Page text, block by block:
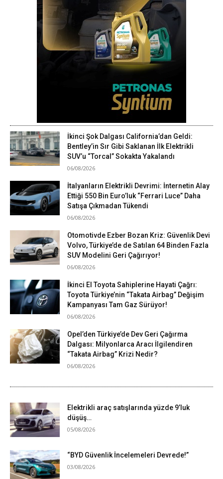
İkinci Şok Dalgası California’dan Geldi:
Bentley’in Sır Gibi Saklanan İlk Elektrikli
SUV’u “Torcal” Sokakta Yakalandı
06/08/2026
İtalyanların Elektrikli Devrimi: İnternetin Alay
Ettiği 550 Bin Euro’luk “Ferrari Luce” Daha
Satışa Çıkmadan Tükendi
06/08/2026
Otomotivde Ezber Bozan Kriz: Güvenlik Devi
Volvo, Türkiye’de de Satılan 64 Binden Fazla
SUV Modelini Geri Çağırıyor!
06/08/2026
İkinci El Toyota Sahiplerine Hayati Çağrı:
Toyota Türkiye’nin “Takata Airbag” Değişim
Kampanyası Tam Gaz Sürüyor!
06/08/2026
Opel’den Türkiye’de Dev Geri Çağırma
Dalgası: Milyonlarca Aracı İlgilendiren
“Takata Airbag” Krizi Nedir?
06/08/2026
Elektrikli araç satışlarında yüzde 9’luk
düşüş…
05/08/2026
“BYD Güvenlik İncelemeleri Devrede!”
03/08/2026